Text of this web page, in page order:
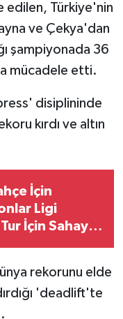
edilen, Türkiye'nin
ve Çekya'dan
şampiyonada 36
mücadele etti.
disiplininde
kırdı ve altın
İçin
Ligi
İçin Sahaya
rekorunu elde
'deadlift'te